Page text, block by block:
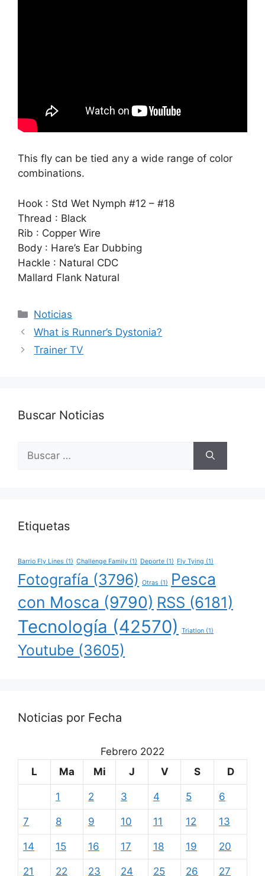
This fly can be tied any a wide range of color
combinations.
Hook : Std Wet Nymph #12 – #18
Thread : Black
Rib : Copper Wire
Body : Hare’s Ear Dubbing
Hackle : Natural CDC
Mallard Flank Natural
Categorías
Noticias
What is Runner’s Dystonia?
Trainer TV
Buscar Noticias
Etiquetas
Barrio Fly Lines (1) Challenge Family (1) Deporte (1) Fly Tying (1)
Fotografía (3796) Otras (1)
Pesca
con Mosca (9790) RSS (6181)
Tecnología (42570) Triatlon (1)
Youtube (3605)
Noticias por Fecha
Febrero 2022
L
Ma Mi J V S D
1 2 3 4 5 6
7 8 9 10 11 12 13
14 15 16 17 18 19 20
21 22 23 24 25 26 27